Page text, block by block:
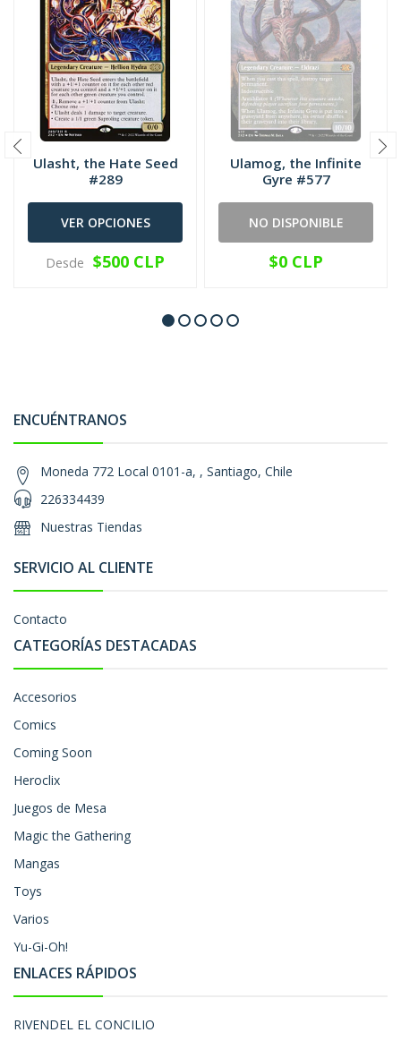
Ulasht, the Hate Seed
#289
VER OPCIONES
Desde $500 CLP
Ulamog, the Infinite
Gyre #577
NO DISPONIBLE
$0 CLP
ENCUÉNTRANOS
Moneda 772 Local 0101-a, , Santiago, Chile
226334439
Nuestras Tiendas
SERVICIO AL CLIENTE
Contacto
CATEGORÍAS DESTACADAS
Accesorios
Comics
Coming Soon
Heroclix
Juegos de Mesa
Magic the Gathering
Mangas
Toys
Varios
Yu-Gi-Oh!
ENLACES RÁPIDOS
RIVENDEL EL CONCILIO